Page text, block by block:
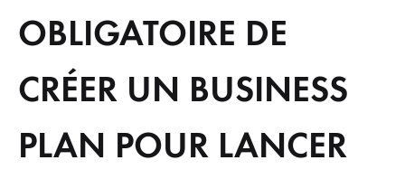
OBLIGATOIRE DE
CRÉER UN BUSINESS
PLAN POUR LANCER